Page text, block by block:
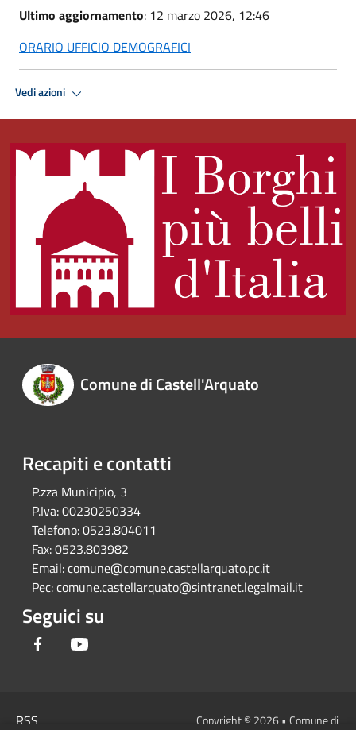
Ultimo aggiornamento: 12 marzo 2026, 12:46
ORARIO UFFICIO DEMOGRAFICI
Vedi azioni
Comune di Castell'Arquato
Recapiti e contatti
P.zza Municipio, 3
P.Iva:00230250334
Telefono:0523.804011
Fax:0523.803982
Email:comune@comune.castellarquato.pc.it
Pec:comune.castellarquato@sintranet.legalmail.it
Seguici su
Facebook
RSS Copyright © 2026 • Comune di